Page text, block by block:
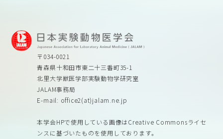
〒034-0021
青森県十和田市東二十三番町35-1
北里大学獣医学部実験動物学研究室
JALAM事務局
E-mail: office2(at)jalam.ne.jp
本学会HPで使用している画像はCreative Commonsライセ
ンスに基づいたものを使用しております。